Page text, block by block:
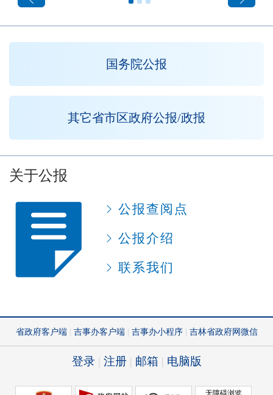
国务院公报
其它省市区政府公报/政报
关于公报
公报查阅点
公报介绍
联系我们